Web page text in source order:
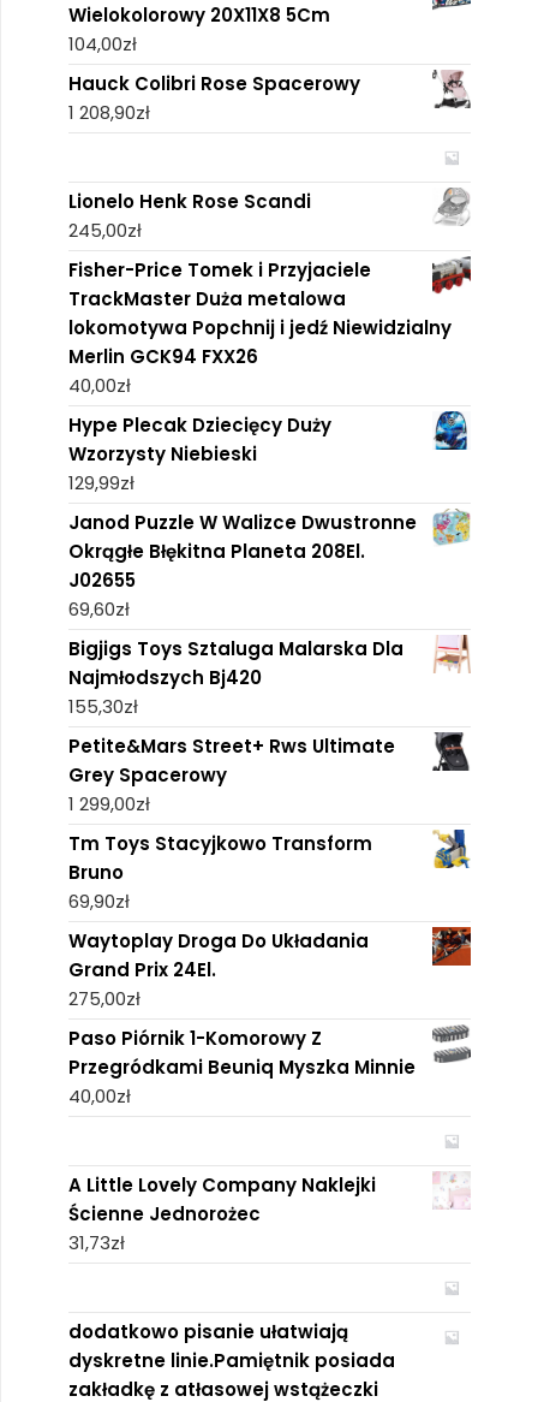
Wielokolorowy 20X11X8 5Cm
104,00zł
Hauck Colibri Rose Spacerowy
1 208,90zł
Lionelo Henk Rose Scandi
245,00zł
Fisher-Price Tomek i Przyjaciele
TrackMaster Duża metalowa
lokomotywa Popchnij i jedź Niewidzialny
Merlin GCK94 FXX26
40,00zł
Hype Plecak Dziecięcy Duży
Wzorzysty Niebieski
129,99zł
Janod Puzzle W Walizce Dwustronne
Okrągłe Błękitna Planeta 208El.
J02655
69,60zł
Bigjigs Toys Sztaluga Malarska Dla
Najmłodszych Bj420
155,30zł
Petite&Mars Street+ Rws Ultimate
Grey Spacerowy
1 299,00zł
Tm Toys Stacyjkowo Transform
Bruno
69,90zł
Waytoplay Droga Do Układania
Grand Prix 24El.
275,00zł
Paso Piórnik 1-Komorowy Z
Przegródkami Beuniq Myszka Minnie
40,00zł
A Little Lovely Company Naklejki
Ścienne Jednorożec
31,73zł
dodatkowo pisanie ułatwiają
dyskretne linie.Pamiętnik posiada
zakładkę z atłasowej wstążeczki